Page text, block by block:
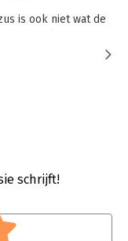
is ook niet wat de
mensen
waarheden
onwaar is, maar
christelijke
willen
schrijft!